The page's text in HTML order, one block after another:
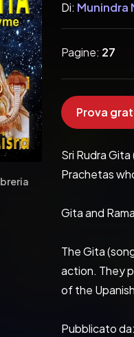
Di: Munindra
Pagine: 27
Prova
Sri Rudra
Prachetas
Gita and
The Gita
action. They
of the
Pubblicato